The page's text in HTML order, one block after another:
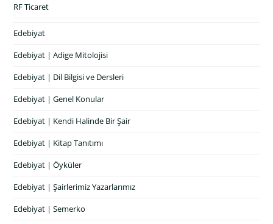
RF Ticaret
Edebiyat
Edebiyat | Adige Mitolojisi
Edebiyat | Dil Bilgisi ve Dersleri
Edebiyat | Genel Konular
Edebiyat | Kendi Halinde Bir Şair
Edebiyat | Kitap Tanıtımı
Edebiyat | Öyküler
Edebiyat | Şairlerimiz Yazarlarımız
Edebiyat | Semerko